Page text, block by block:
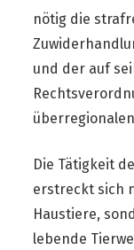
nötig die
und der auf
Die Tätigkeit
erstreckt sich
Haustiere,
lebende